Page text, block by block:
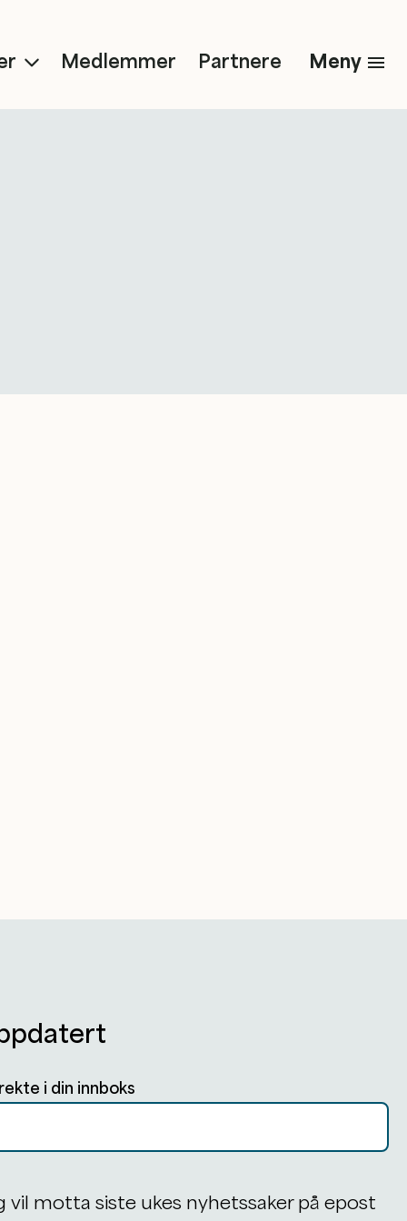
Medlemmer Partnere Meny
i din innboks
vil motta siste ukes nyhetssaker på epost